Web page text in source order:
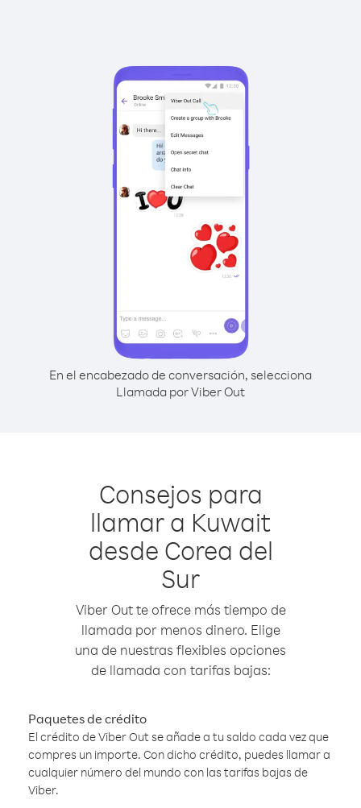
En el encabezado de conversación, selecciona
Llamada por Viber Out
Consejos para
llamar a Kuwait
desde Corea del
Sur
Viber Out te ofrece más tiempo de
llamada por menos dinero. Elige
una de nuestras flexibles opciones
de llamada con tarifas bajas:
Paquetes de crédito
El crédito de Viber Out se añade a tu saldo cada vez que
compres un importe. Con dicho crédito, puedes llamar a
cualquier número del mundo con las tarifas bajas de
Viber.